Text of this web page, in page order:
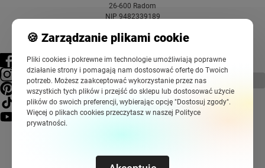
26-600 Radom
NIP 9482339189
pokaż pełną wersję strony
🍪 Zarządzanie plikami cookie
Pliki cookies i pokrewne im technologie umożliwiają poprawne
działanie strony i pomagają nam dostosować ofertę do Twoich
potrzeb. Możesz zaakceptować wykorzystanie przez nas
wszystkich tych plików i przejść do sklepu lub dostosować użycie
plików do swoich preferencji, wybierając opcję "Dostosuj zgody".
Więcej o plikach cookies przeczytasz w naszej Polityce
prywatności.